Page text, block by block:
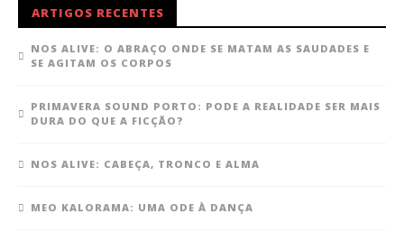
ARTIGOS RECENTES
NOS ALIVE: O ABRAÇO ONDE SE MATAM AS SAUDADES E
SE AGITAM OS CORPOS
PRIMAVERA SOUND PORTO: PODE A REALIDADE SER MAIS
DURA DO QUE A FICÇÃO?
NOS ALIVE: CABEÇA, TRONCO E ALMA
MEO KALORAMA: UMA ODE À DANÇA